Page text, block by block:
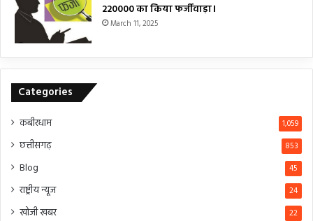
₹220000 का किया फर्जीवाड़ा।
March 11, 2025
Categories
कबीरधाम 1,059
छत्तीसगढ़ 853
Blog 45
राष्ट्रीय न्यूज 24
खोजी खबर 22